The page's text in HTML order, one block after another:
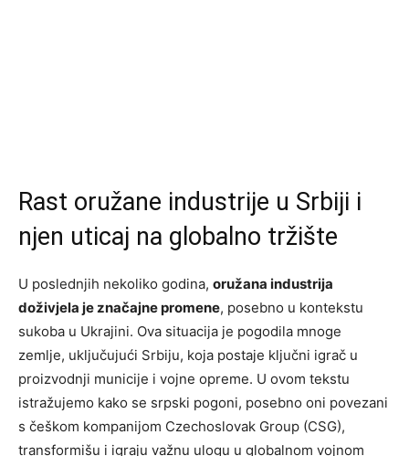
Rast oružane industrije u Srbiji i
njen uticaj na globalno tržište
U poslednjih nekoliko godina, oružana industrija
doživjela je značajne promene, posebno u kontekstu
sukoba u Ukrajini. Ova situacija je pogodila mnoge
zemlje, uključujući Srbiju, koja postaje ključni igrač u
proizvodnji municije i vojne opreme. U ovom tekstu
istražujemo kako se srpski pogoni, posebno oni povezani
s češkom kompanijom Czechoslovak Group (CSG),
transformišu i igraju važnu ulogu u globalnom vojnom